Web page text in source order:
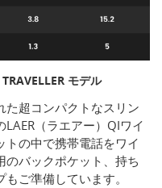
モデル
た超コンパクトなスリン
（ラエアー）QIワイ
トの中で携帯電話をワイ
のバックポケット、持ち
ご準備しています。